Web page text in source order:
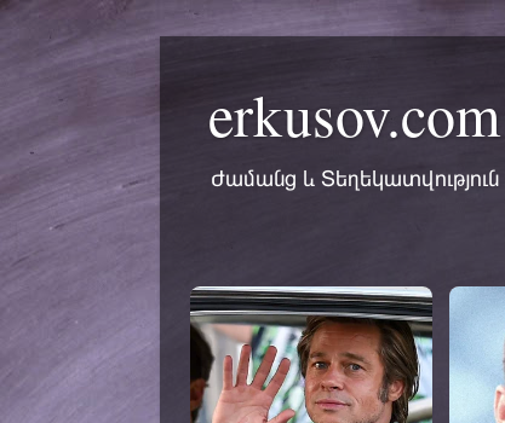
erkusov.com
Ժամանց և Տեղեկատվություն